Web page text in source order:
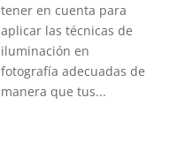
tener en cuenta para
aplicar las técnicas de
iluminación en
fotografía adecuadas de
manera que tus...